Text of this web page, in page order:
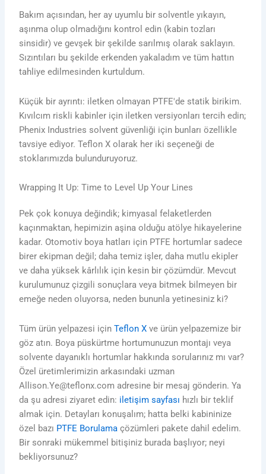
Bakım açısından, her ay uyumlu bir solventle yıkayın,
aşınma olup olmadığını kontrol edin (kabin tozları
sinsidir) ve gevşek bir şekilde sarılmış olarak saklayın.
Sızıntıları bu şekilde erkenden yakaladım ve tüm hattın
tahliye edilmesinden kurtuldum.
Küçük bir ayrıntı: iletken olmayan PTFE'de statik birikim.
Kıvılcım riskli kabinler için iletken versiyonları tercih edin;
Phenix Industries solvent güvenliği için bunları özellikle
tavsiye ediyor. Teflon X olarak her iki seçeneği de
stoklarımızda bulunduruyoruz.
Wrapping It Up: Time to Level Up Your Lines
Pek çok konuya değindik; kimyasal felaketlerden
kaçınmaktan, hepimizin aşina olduğu atölye hikayelerine
kadar. Otomotiv boya hatları için PTFE hortumlar sadece
birer ekipman değil; daha temiz işler, daha mutlu ekipler
ve daha yüksek kârlılık için kesin bir çözümdür. Mevcut
kurulumunuz çizgili sonuçlara veya bitmek bilmeyen bir
emeğe neden oluyorsa, neden bununla yetinesiniz ki?
Tüm ürün yelpazesi içinTeflon X ve ürün yelpazemize bir
göz atın. Boya püskürtme hortumunuzun montajı veya
solvente dayanıklı hortumlar hakkında sorularınız mı var?
Özel üretimlerimizin arkasındaki uzman
Allison.Ye@teflonx.com adresine bir mesaj gönderin. Ya
da şu adresi ziyaret edin: iletişim sayfası hızlı bir teklif
almak için. Detayları konuşalım; hatta belki kabininize
özel bazı PTFE Borulama çözümleri pakete dahil edelim.
Bir sonraki mükemmel bitişiniz burada başlıyor; neyi
bekliyorsunuz?